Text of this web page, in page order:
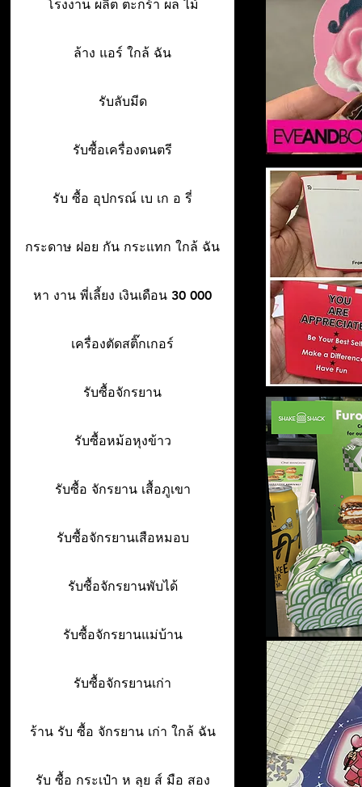
โรงงาน ผลิต ตะกร้า ผล ไม้
ล้าง แอร์ ใกล้ ฉัน
รับลับมีด
รับซื้อเครื่องดนตรี
รับ ซื้อ อุปกรณ์ เบ เก อ รี่
กระดาษ ฝอย กัน กระแทก ใกล้ ฉัน
หา งาน พี่เลี้ยง เงินเดือน 30 000
เครื่องตัดสติ๊กเกอร์
รับซื้อจักรยาน
รับซื้อหม้อหุงข้าว
รับซื้อ จักรยาน เสื้อภูเขา
รับซื้อจักรยานเสือหมอบ
รับซื้อจักรยานพับได้
รับซื้อจักรยานแม่บ้าน
รับซื้อจักรยานเก่า
ร้าน รับ ซื้อ จักรยาน เก่า ใกล้ ฉัน
รับ ซื้อ กระเป๋า ห ลุย ส์ มือ สอง